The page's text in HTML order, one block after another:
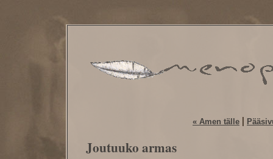
« Amen tälle |
Joutuuko armas